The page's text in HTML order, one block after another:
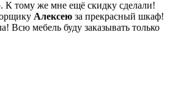
К тому же мне ещё скидку сделали!
Алексею за прекрасный шкаф!
Всю мебель буду заказывать только